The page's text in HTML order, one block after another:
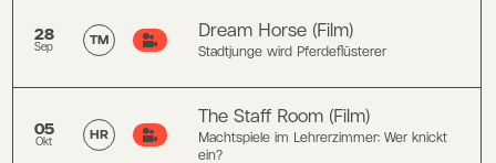
28
Sep
TM
Dream Horse (Film)
Stadtjunge wird Pferdeflüsterer
05
Okt
HR
The Staff Room (Film)
Machtspiele im Lehrerzimmer: Wer knickt
ein?